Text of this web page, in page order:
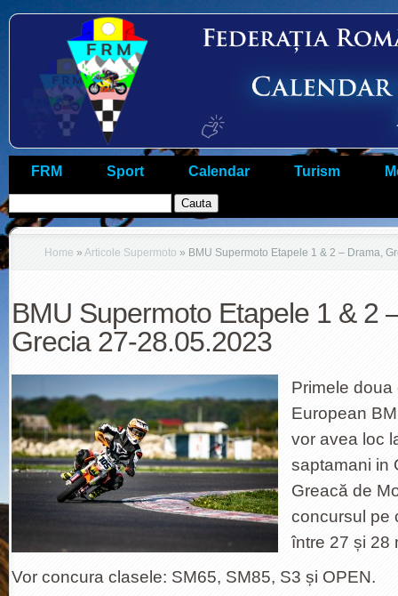
FRM Sport Calendar Turism
Home » Articole Supermoto » BMU Supermoto Etapele 1 & 2 – Drama,
BMU Supermoto Etapele 1 & 2
Grecia 27-28.05.2023
Primele
European
vor avea loc
saptamani in
Greacă de
concursul pe
între 27 și 28
Vor concura clasele: SM65, SM85, S3 și OPEN.